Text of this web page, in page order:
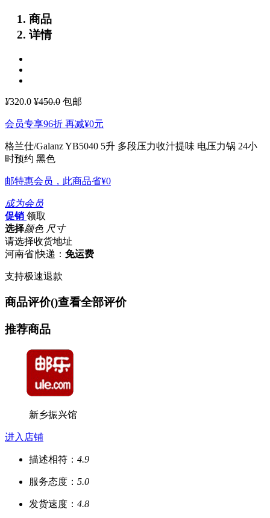
商品
详情
¥320.0 ¥450.0 包邮
会员专享96折 再减¥0元
格兰仕/Galanz YB5040 5升 多段压力收汁提味 电压力锅 24小
时预约 黑色
邮特惠会员，此商品省¥0
成为会员
促销 领取
选择颜色 尺寸
请选择收货地址
河南省|快递： 免运费
支持极速退款
商品评价()查看全部评价
推荐商品
新乡振兴馆
进入店铺
描述相符： 4.9
服务态度： 5.0
发货速度： 4.8